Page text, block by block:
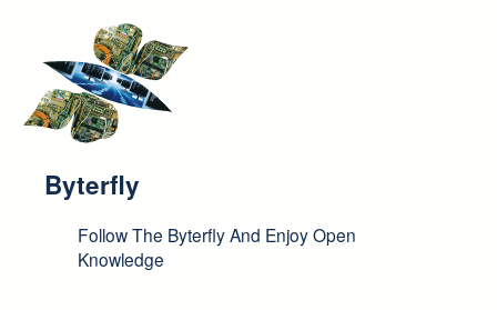
Byterfly
Follow The Byterfly And Enjoy Open
Knowledge